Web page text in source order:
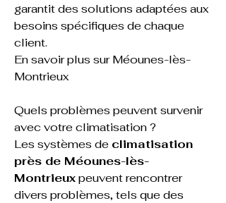
garantit des solutions adaptées aux
besoins spécifiques de chaque
client.
En savoir plus sur Méounes-lès-
Montrieux
Quels problèmes peuvent survenir
avec votre climatisation ?
Les systèmes de climatisation
près de Méounes-lès-
Montrieux peuvent rencontrer
divers problèmes, tels que des